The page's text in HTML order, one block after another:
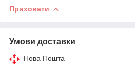
Приховати
Умови доставки
Нова Пошта